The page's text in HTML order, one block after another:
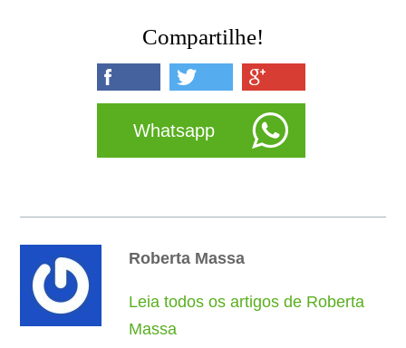
Compartilhe!
Whatsapp
Roberta Massa
Leia todos os artigos de Roberta
Massa